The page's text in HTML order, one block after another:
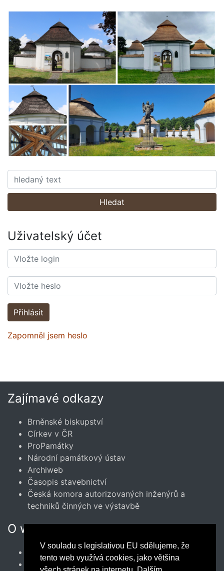
V souladu s legislativou EU sdělujeme, že
tento web využívá cookies, jako většina
Hledat
Uživatelský účet
Přihlásit
Zapomněl jsem heslo
Zajímavé odkazy
Brněnské biskupství
Církev v ČR
ProPamátky
Národní památkový ústav
Archiweb
Časopis stavebnictví
Česká komora autorizovaných inženýrů a
techniků činných ve výstavbě
O webu
Podmínky užívání webu
Správce obsahu webu